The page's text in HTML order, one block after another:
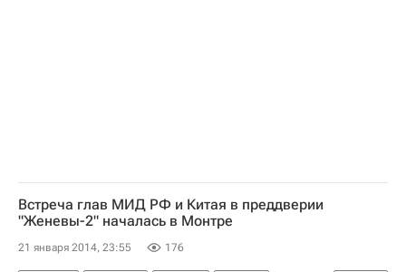
Встреча глав МИД РФ и Китая в преддверии
"Женевы-2" началась в Монтре
21 января 2014, 23:55 176